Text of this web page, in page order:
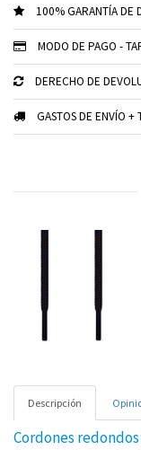
100% GARANTÍA DE
MODO DE PAGO -
DERECHO DE
GASTOS DE ENVÍO +
Descripción
Cordones